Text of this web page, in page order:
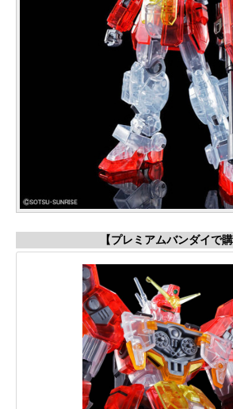
【プレミアムバンダイで購